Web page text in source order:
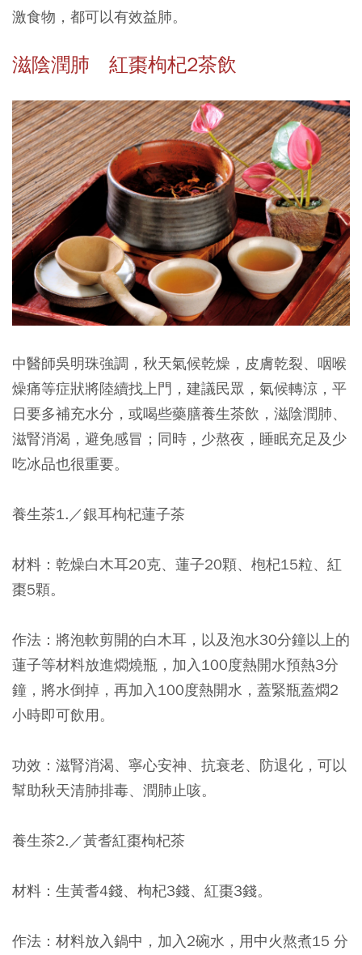
激食物，都可以有效益肺。
滋陰潤肺 紅棗枸杞2茶飲
中醫師吳明珠強調，秋天氣候乾燥，皮膚乾裂、咽喉
燥痛等症狀將陸續找上門，建議民眾，氣候轉涼，平
日要多補充水分，或喝些藥膳養生茶飲，滋陰潤肺、
滋腎消渴，避免感冒；同時，少熬夜，睡眠充足及少
吃冰品也很重要。
養生茶1.／銀耳枸杞蓮子茶
材料：乾燥白木耳20克、蓮子20顆、枹杞15粒、紅
棗5顆。
作法：將泡軟剪開的白木耳，以及泡水30分鐘以上的
蓮子等材料放進燜燒瓶，加入100度熱開水預熱3分
鐘，將水倒掉，再加入100度熱開水，蓋緊瓶蓋燜2
小時即可飲用。
功效：滋腎消渴、寧心安神、抗衰老、防退化，可以
幫助秋天清肺排毒、潤肺止咳。
養生茶2.／黃耆紅棗枸杞茶
材料：生黃耆4錢、枸杞3錢、紅棗3錢。
作法：材料放入鍋中，加入2碗水，用中火熬煮15 分